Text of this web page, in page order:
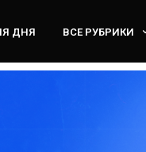
ДНЯ ВСЕ РУБРИКИ